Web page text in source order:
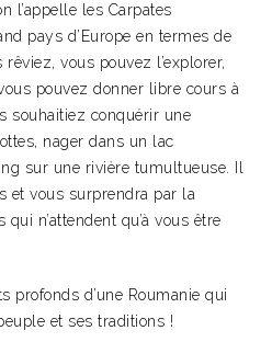
l’appelle les Carpates
pays d’Europe en termes de
vous pouvez l’explorer,
pouvez donner libre cours à
souhaitiez conquérir une
nager dans un lac
sur une rivière tumultueuse. Il
et vous surprendra par la
n’attendent qu’à vous être
profonds d’une Roumanie qui
et ses traditions !